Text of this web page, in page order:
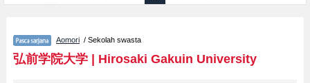
sekitar 1300 universitas, pascasarjana, universitas yunior, akademi
informasi per jurusan riset seperti %% research %%, serta berbagai
informasi yang berguna bagi mahasiswa(i) mancanegara seperti kuota
untuk jumlah pendaftar dan jumlah kelulusan ujian masuk mahasiswa(i)
Aomori / Sekolah swasta
弘前学院大学| Hirosaki Gakuin University